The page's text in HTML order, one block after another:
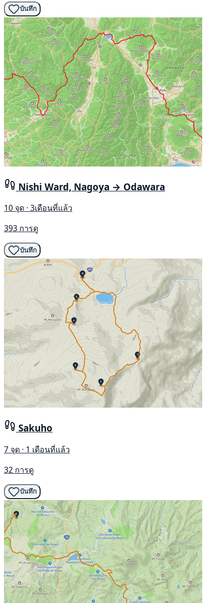
บันทึก
Nishi Ward, Nagoya → Odawara
10 จุด · 3เดือนที่แล้ว
393 การดู
บันทึก
Sakuho
7 จุด · 1 เดือนที่แล้ว
32 การดู
บันทึก